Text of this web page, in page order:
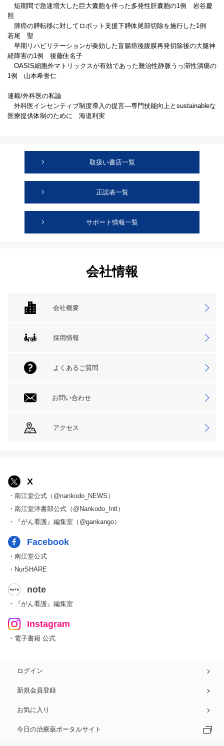
短期間で急速増大した巨大囊胞を伴った多発性肝囊胞の1例 岩谷慶
照
肺癌の膵転移に対してロボット支援下膵体尾部切除を施行した1例
若尾 聖
早期リハビリテーションが奏効した盲腸癌後腹膜再発切除後の大腿神
経障害の1例 後藤佳名子
OASIS細胞外マトリックスが有効であった難治性静脈うっ滞性潰瘍の
1例 山本希誉仁
連載/外科医の私論
外科医インセンティブ制度導入の提言―専門技能向上とsustainableな
医療提供体制のために 海道利実
取扱い書店一覧
正誤表一覧
サポート情報一覧
会社情報
会社概要
採用情報
よくあるご質問
お問い合わせ
アクセス
X
・南江堂公式（@nankodo_NEWS）
・南江堂洋書部公式（@Nankodo_Intl）
・『がん看護』編集室（@gankango）
Facebook
・南江堂公式
・NurSHARE
note
・『がん看護』編集室
Instagram
・電子書籍 公式
ログイン
新規会員登録
お気に入り
今日の治療薬ポータルサイト